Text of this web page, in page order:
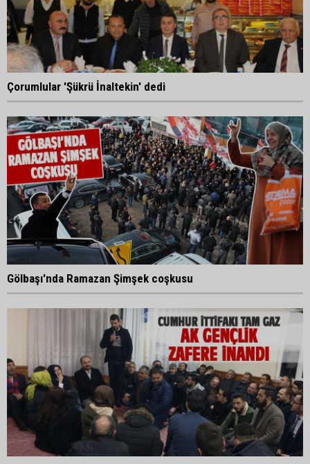
Çorumlular 'Şükrü İnaltekin' dedi
Gölbaşı'nda Ramazan Şimşek coşkusu